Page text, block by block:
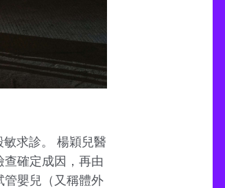
求診。 楊穎兒醫
確定成因，再由
管嬰兒（又稱體外